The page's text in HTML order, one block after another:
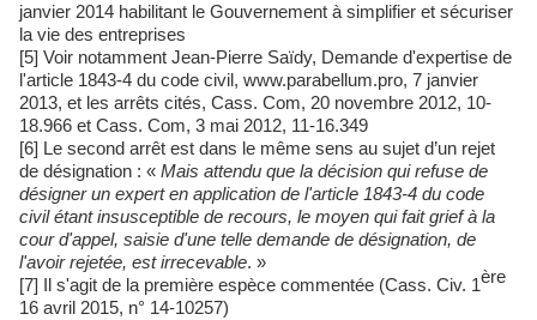
janvier 2014 habilitant le Gouvernement à simplifier et sécuriser
la vie des entreprises
[5] Voir notamment Jean-Pierre Saïdy, Demande d'expertise de
l'article 1843-4 du code civil, www.parabellum.pro, 7 janvier
2013, et les arrêts cités, Cass. Com, 20 novembre 2012, 10-
18.966 et Cass. Com, 3 mai 2012, 11-16.349
[6] Le second arrêt est dans le même sens au sujet d’un rejet
de désignation : « Mais attendu que la décision qui refuse de
désigner un expert en application de l'article 1843-4 du code
civil étant insusceptible de recours, le moyen qui fait grief à la
cour d'appel, saisie d'une telle demande de désignation, de
l'avoir rejetée, est irrecevable. »
[7] Il s'agit de la première espèce commentée (Cass. Civ. 1ère
16 avril 2015, n° 14-10257)